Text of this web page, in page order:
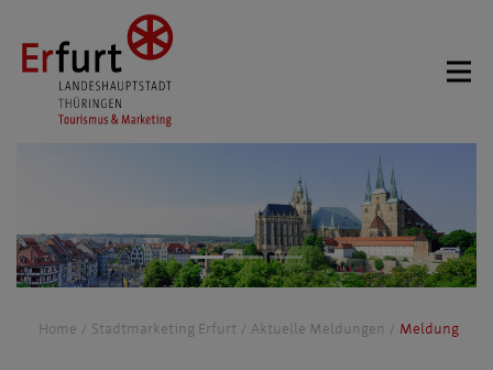
Home Stadtmarketing Erfurt Aktuelle Meldungen Meldung